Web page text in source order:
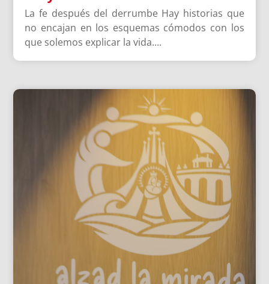
La fe después del derrumbe Hay historias que
no encajan en los esquemas cómodos con los
que solemos explicar la vida....